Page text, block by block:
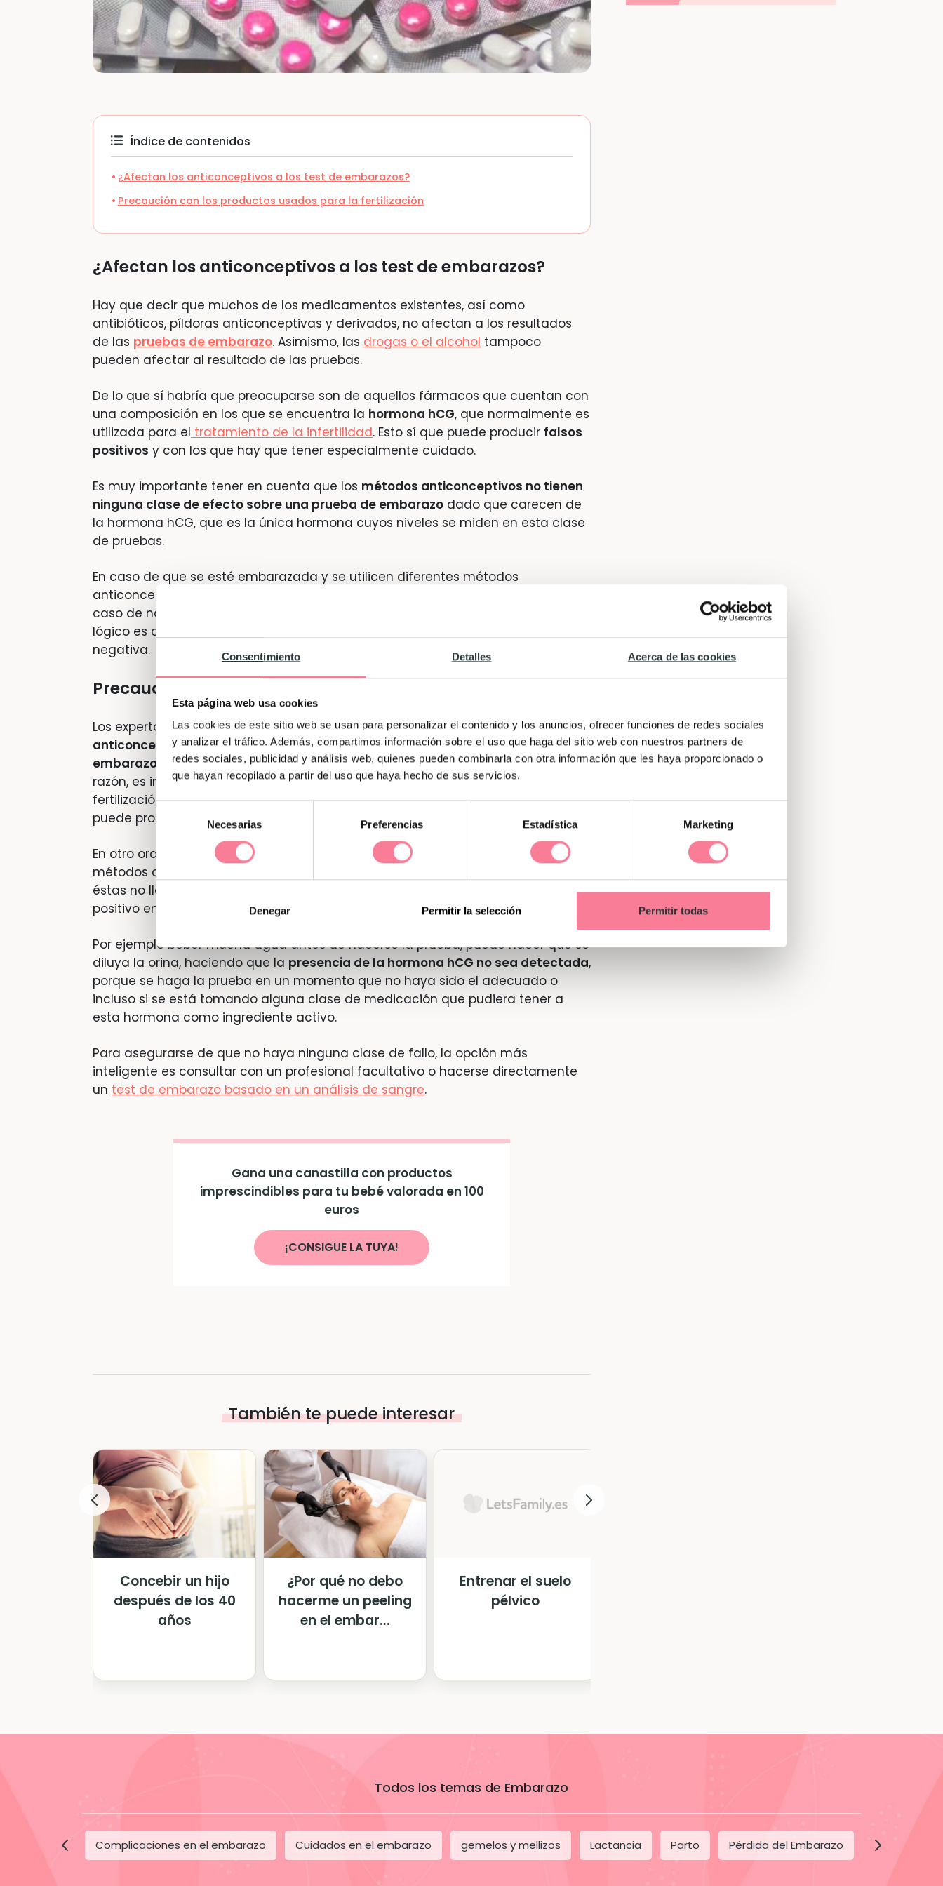
Consentimiento Detalles Acerca de las cookies
Esta página web usa cookies
Las cookies de este sitio web se usan para personalizar el contenido y los anuncios, ofrecer funciones de redes sociales
y analizar el tráfico. Además, compartimos información sobre el uso que haga del sitio web con nuestros partners de
redes sociales, publicidad y análisis web, quienes pueden combinarla con otra información que les haya proporcionado o
que hayan recopilado a partir del uso que haya hecho de sus servicios.
consentimiento
Necesarias Preferencias Estadística Marketing
Denegar Permitir la selección Permitir todas
Índice de contenidos
¿Afectan los anticonceptivos a los test de embarazos?
Precaución con los productos usados para la fertilización
¿Afectan los anticonceptivos a los test de embarazos?
Hay que decir que muchos de los medicamentos existentes, así como
antibióticos, píldoras anticonceptivas y derivados, no afectan a los resultados
de las pruebas de embarazo. Asimismo, las drogas o el alcohol tampoco
pueden afectar al resultado de las pruebas.
De lo que sí habría que preocuparse son de aquellos fármacos que cuentan con
una composición en los que se encuentra la hormona hCG, que normalmente es
utilizada para el tratamiento de la infertilidad. Esto sí que puede producir falsos
positivos y con los que hay que tener especialmente cuidado.
Es muy importante tener en cuenta que los métodos anticonceptivos no tienen
ninguna clase de efecto sobre una prueba de embarazo dado que carecen de
la hormona hCG, que es la única hormona cuyos niveles se miden en esta clase
de pruebas.
En caso de que se esté embarazada y se utilicen diferentes métodos
anticonceptivos, si se realiza la prueba, el resultado tendría que ser positivo. En
caso de no estar embarazada y se utilizan métodos anticonceptivos, lo más
lógico es que al hacer un test de embarazo el resultado salga de forma
negativa.
Precaución con los productos usados para la fertilización
Los expertos nos recuerdan que aunque la gran mayoría demétodos
anticonceptivos no alteran de ninguna forma los resultados de una prueba de
embarazo , algunos productos para la fertilización sí pueden hacerlo. Por esa
razón, es indispensable que se pregunte al médico si el tratamiento de
fertilización que se está recibiendo cuenta con la hormona hCG, porque esto
puede producir falsos positivos.
En otro orden de cosas, hay que decir que a pesar de que muchos de los
métodos anticonceptivos no afectan al resultado de una prueba de embarazo,
éstas no llegan a ser 100% fiables. Por tanto, puede darse también un falso
positivo en diferentes casos.
Por ejemplo beber mucha agua antes de hacerse la prueba, puede hacer que se
diluya la orina, haciendo que la presencia de la hormona hCG no sea detectada,
porque se haga la prueba en un momento que no haya sido el adecuado o
incluso si se está tomando alguna clase de medicación que pudiera tener a
esta hormona como ingrediente activo.
Para asegurarse de que no haya ninguna clase de fallo, la opción más
inteligente es consultar con un profesional facultativo o hacerse directamente
un test de embarazo basado en un análisis de sangre.
Gana una canastilla con productos
imprescindibles para tu bebé valorada en 100
euros
¡CONSIGUE LA TUYA!
También te puede interesar
Concebir un hijo
después de los 40
años
¿Por qué no debo
hacerme un peeling
en el embar...
Entrenar el suelo
pélvico
Todos los temas de Embarazo
Complicaciones en el embarazo Cuidados en el embarazo gemelos y mellizos Lactancia Parto Pérdida del Embarazo Posparto